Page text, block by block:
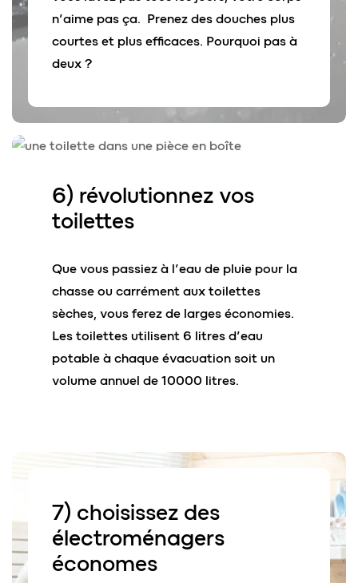
n’aime pas ça. Prenez des douches plus
courtes et plus efficaces. Pourquoi pas à
deux ?
6) révolutionnez vos
toilettes
Que vous passiez à l’eau de pluie pour la
chasse ou carrément aux toilettes
sèches, vous ferez de larges économies.
Les toilettes utilisent 6 litres d’eau
potable à chaque évacuation soit un
volume annuel de 10000 litres.
7) choisissez des
électroménagers
économes